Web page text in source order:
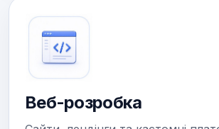
Веб-розробка